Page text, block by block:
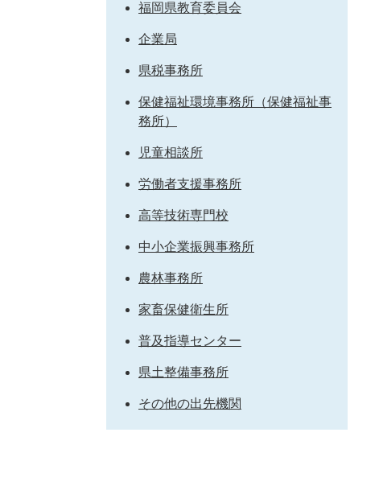
福岡県教育委員会
企業局
県税事務所
保健福祉環境事務所（保健福祉事
務所）
児童相談所
労働者支援事務所
高等技術専門校
中小企業振興事務所
農林事務所
家畜保健衛生所
普及指導センター
県土整備事務所
その他の出先機関